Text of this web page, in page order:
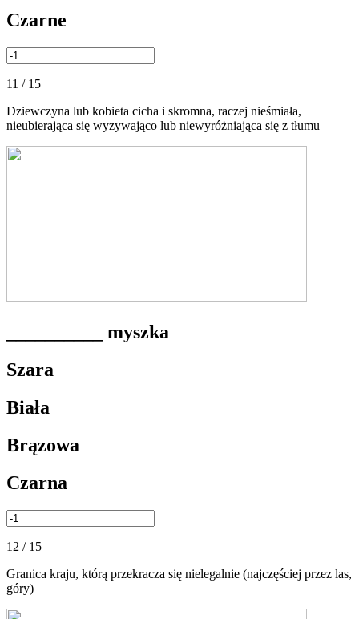
Czarne
11 / 15
Dziewczyna lub kobieta cicha i skromna, raczej nieśmiała,
nieubierająca się wyzywająco lub niewyróżniająca się z tłumu
__________ myszka
Szara
Biała
Brązowa
Czarna
12 / 15
Granica kraju, którą przekracza się nielegalnie (najczęściej przez las,
góry)